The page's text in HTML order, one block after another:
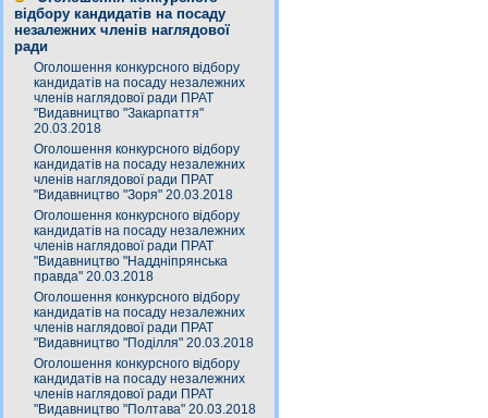
відбору кандидатів на посаду
незалежних членів наглядової
ради
Оголошення конкурсного відбору
кандидатів на посаду незалежних
членів наглядової ради ПРАТ
"Видавництво "Закарпаття"
20.03.2018
Оголошення конкурсного відбору
кандидатів на посаду незалежних
членів наглядової ради ПРАТ
"Видавництво "Зоря" 20.03.2018
Оголошення конкурсного відбору
кандидатів на посаду незалежних
членів наглядової ради ПРАТ
"Видавництво "Наддніпрянська
правда" 20.03.2018
Оголошення конкурсного відбору
кандидатів на посаду незалежних
членів наглядової ради ПРАТ
"Видавництво "Поділля" 20.03.2018
Оголошення конкурсного відбору
кандидатів на посаду незалежних
членів наглядової ради ПРАТ
"Видавництво "Полтава" 20.03.2018